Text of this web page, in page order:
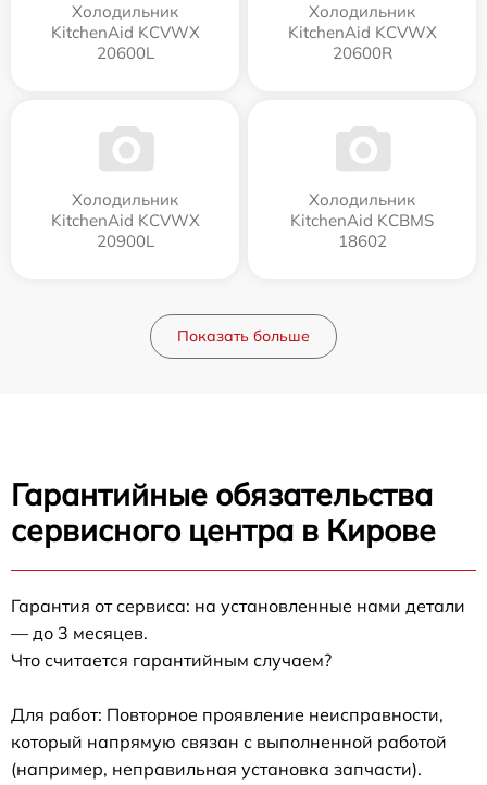
Холодильник
KitchenAid KCVWX
20600L
Холодильник
KitchenAid KCVWX
20600R
Холодильник
KitchenAid KCVWX
20900L
Холодильник
KitchenAid KCBMS
18602
Показать больше
Гарантийные обязательства
сервисного центра в Кирове
Гарантия от сервиса: на установленные нами детали
— до 3 месяцев.
Что считается гарантийным случаем?
Для работ: Повторное проявление неисправности,
который напрямую связан с выполненной работой
(например, неправильная установка запчасти).